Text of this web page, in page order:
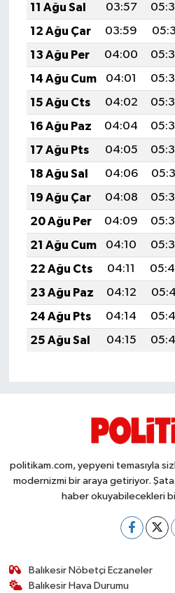
11 Ağu Sal
03:57
12 Ağu Çar
03:59
13 Ağu Per
04:00
14 Ağu Cum
04:01
15 Ağu Cts
04:02
16 Ağu Paz
04:04
17 Ağu Pts
04:05
18 Ağu Sal
04:06
19 Ağu Çar
04:08
20 Ağu Per
04:09
21 Ağu Cum
04:10
22 Ağu Cts
04:11
23 Ağu Paz
04:12
24 Ağu Pts
04:14
25 Ağu Sal
04:15
politikam.com, yepyeni temasıyla
modernizmi bir araya getiriyor.
haber okuyabilecekleri
Balıkesir Nöbetçi Eczaneler
Balıkesir Hava Durumu
Resmi İlanlar
SAĞLIK
Savaştepe
SEYAHAT
SİYASET
Sındırgı
SPOR
SÜRMANŞET
Susurluk
TARİHTE BUGÜN
VİZYONDAKİLER